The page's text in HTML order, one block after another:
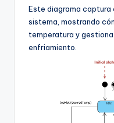
Este diagrama
sistema, mostrando
temperatura y
enfriamiento.